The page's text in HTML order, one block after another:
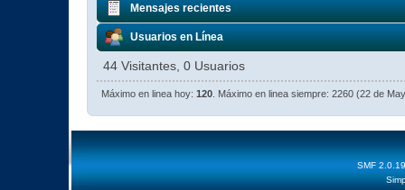
Mensajes recientes
Usuarios en Línea
44 Visitantes, 0 Usuarios
Máximo en linea hoy:120 . Máximo en linea siempre: 2260 (22 de
SMF 2.0.19